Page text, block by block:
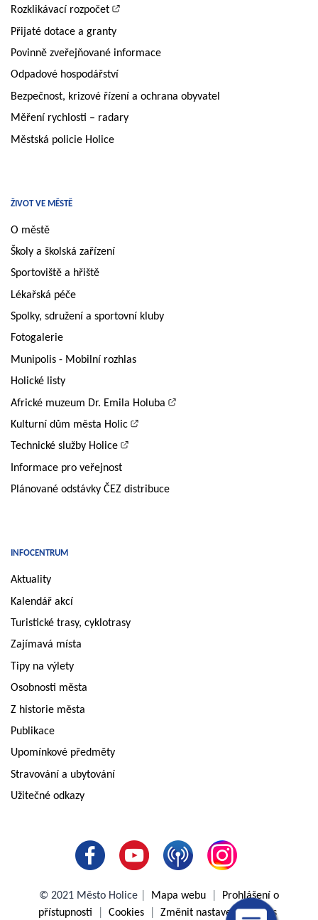
Rozklikávací rozpočet
Přijaté dotace a granty
Povinně zveřejňované informace
Odpadové hospodářství
Bezpečnost, krizové řízení a ochrana obyvatel
Měření rychlosti – radary
Městská policie Holice
ŽIVOT VE MĚSTĚ
O městě
Školy a školská zařízení
Sportoviště a hřiště
Lékařská péče
Spolky, sdružení a sportovní kluby
Fotogalerie
Munipolis - Mobilní rozhlas
Holické listy
Africké muzeum Dr. Emila Holuba
Kulturní dům města Holic
Technické služby Holice
Informace pro veřejnost
Plánované odstávky ČEZ distribuce
INFOCENTRUM
Aktuality
Kalendář akcí
Turistické trasy, cyklotrasy
Zajímavá místa
Tipy na výlety
Osobnosti města
Z historie města
Publikace
Upomínkové předměty
Stravování a ubytování
Užitečné odkazy
© 2021 Město Holice Mapa webu
Prohlášení o
přístupnosti
Cookies Změnit nastavení cookies